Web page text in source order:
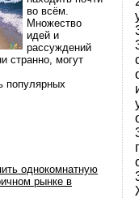
во всём.
Множество
идей и
рассуждений
странно, могут
популярных
однокомнатную
рынке в